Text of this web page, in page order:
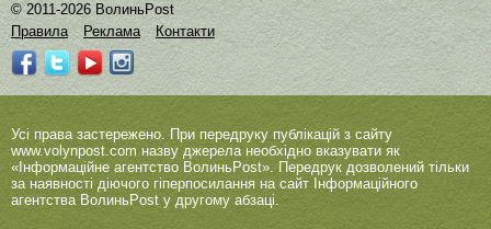
© 2011-2026 ВолиньPost
Правила
Реклама Контакти
Усі права застережено. При передруку публікацій з сайту
www.volynpost.com назву джерела необхідно вказувати як
«Інформаційне агентство ВолиньPost». Передрук дозволений тільки
за наявності діючого гіперпосилання на сайт Інформаційного
агентства ВолиньPost у другому абзаці.